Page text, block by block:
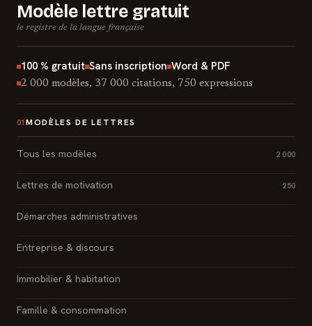
Modèle lettre gratuit
le registre de la langue française
100 % gratuit Sans inscription Word & PDF
2 000 modèles, 37 000 citations, 750 expressions
01 MODÈLES DE LETTRES
Tous les modèles 2 000
Lettres de motivation 250
Démarches administratives
Entreprise & discours
Immobilier & habitation
Famille & consommation